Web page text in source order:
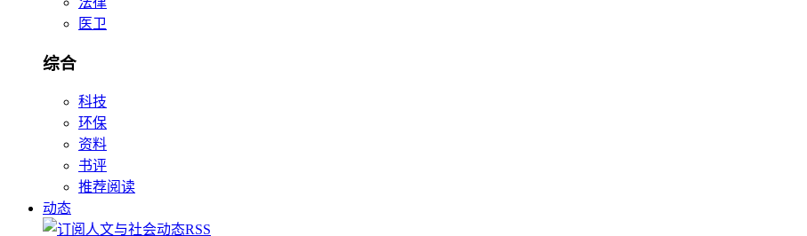
医卫
综合
科技
环保
资料
书评
推荐阅读
动态